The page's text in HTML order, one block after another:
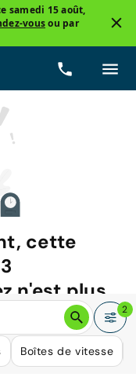
samedi 15 août,
vousou par
cette
n'est plus
pourraient répondre
2
Boîtes de vitesse